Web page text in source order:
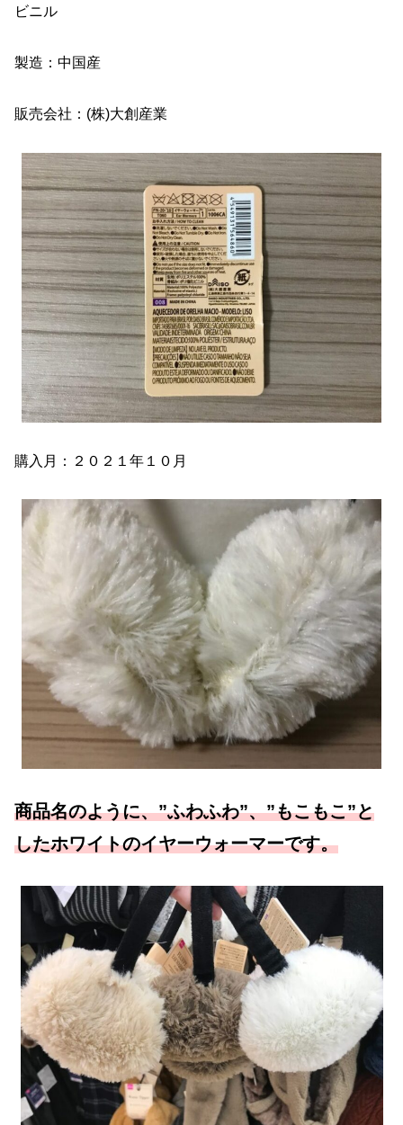
ビニル
製造：中国産
販売会社：(株)大創産業
購入月：２０２１年１０月
商品名のように、”ふわふわ”、”もこもこ”と
したホワイトのイヤーウォーマーです。